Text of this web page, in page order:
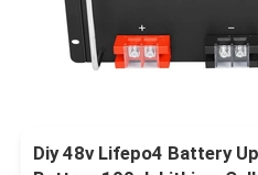
Diy 48v Lifepo4 Battery